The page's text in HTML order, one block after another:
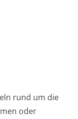
rund um die
oder